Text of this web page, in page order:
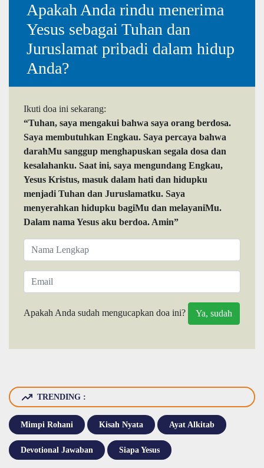
Apakah Anda rindu menerima
Yesus sebagai Tuhan dan
Juruslamat pribadi dalam hidup
Anda?
Ikuti doa ini sekarang:
“Tuhan, saya mengakui bahwa saya orang berdosa.
Saya membutuhkan Engkau. Saya percaya bahwa
darahMu sanggup menghapuskan segala dosa dan
kesalahanku. Saat ini, saya mengundang Engkau,
Yesus Kristus, masuk dalam hati dan hidupku
menjadi Tuhan dan Juruslamatku. Saya
menyerahkan hidupku bagiMu dan melayaniMu.
Dalam nama Yesus aku berdoa. Amin”
Apakah Anda sudah mengucapkan doa ini?
TRENDING :
Mimpi Rohani Kisah Nyata Ayat Alkitab
Devotional Jawaban Siapa Yesus